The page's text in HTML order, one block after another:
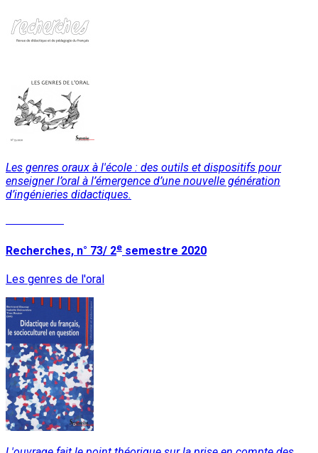
Les genres oraux à l'école : des outils et dispositifs pour
enseigner l’oral à l’émergence d’une nouvelle génération
d’ingénieries didactiques.
Recherches, n° 73/ 2e semestre 2020
Les genres de l'oral